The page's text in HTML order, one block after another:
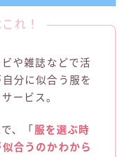
れ！
や雑誌などで活
分に似合う服を
ービス。
、「 服を選ぶ時
合うのかわから